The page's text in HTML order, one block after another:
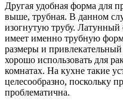
Другая удобная форма для
выше, трубная. В данном
изогнутую трубу.
имеет именно трубную
размеры и
хорошо использовать для
комнатах. На кухне такие
целесообразно, поскольку
проблематична.